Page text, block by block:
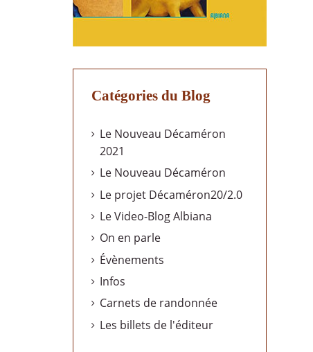
Catégories du Blog
Le Nouveau Décaméron
2021
Le Nouveau Décaméron
Le projet Décaméron20/2.0
Le Video-Blog Albiana
On en parle
Évènements
Infos
Carnets de randonnée
Les billets de l'éditeur